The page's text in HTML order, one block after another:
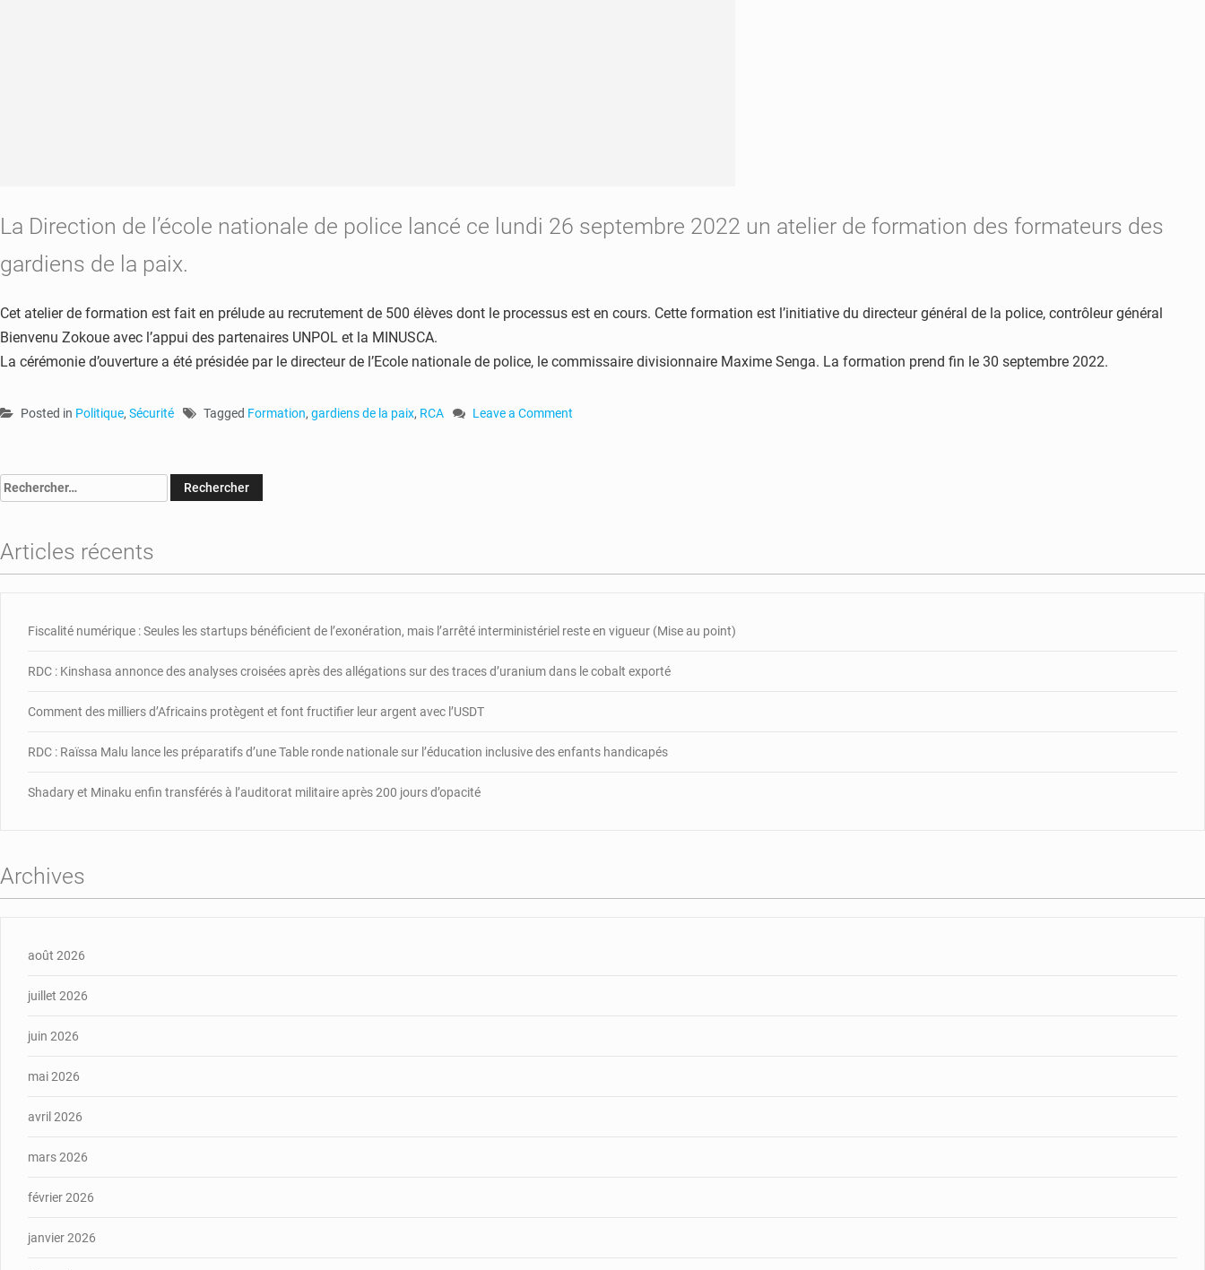
La Direction de l’école nationale de police lancé ce lundi 26 septembre 2022 un atelier de formation des formateurs des
gardiens de la paix.
Cet atelier de formation est fait en prélude au recrutement de 500 élèves dont le processus est en cours. Cette formation est l’initiative du directeur général de la police, contrôleur général
Bienvenu Zokoue avec l’appui des partenaires UNPOL et la MINUSCA.
La cérémonie d’ouverture a été présidée par le directeur de l’Ecole nationale de police, le commissaire divisionnaire Maxime Senga. La formation prend fin le 30 septembre 2022.
Posted in Politique, Sécurité Tagged Formation, gardiens de la paix, RCA
Leave a Comment
gardiens
la
Rechercher :
Articles récents
Fiscalité numérique : Seules les startups bénéficient de l’exonération, mais l’arrêté interministériel reste en vigueur (Mise au point)
RDC : Kinshasa annonce des analyses croisées après des allégations sur des traces d’uranium dans le cobalt exporté
Comment des milliers d’Africains protègent et font fructifier leur argent avec l’USDT
RDC : Raïssa Malu lance les préparatifs d’une Table ronde nationale sur l’éducation inclusive des enfants handicapés
Shadary et Minaku enfin transférés à l’auditorat militaire après 200 jours d’opacité
Archives
août 2026
juillet 2026
juin 2026
mai 2026
avril 2026
mars 2026
février 2026
janvier 2026